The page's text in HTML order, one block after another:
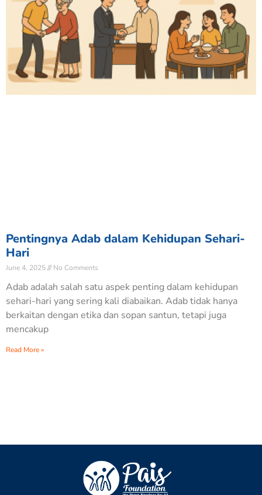
Pentingnya Adab dalam Kehidupan Sehari-
Hari
June 4, 2025 No Comments
Adab adalah salah satu aspek penting dalam kehidupan
sehari-hari yang sering kali diabaikan. Adab tidak hanya
berkaitan dengan etika dan sopan santun, tetapi juga
mencakup
Read More »